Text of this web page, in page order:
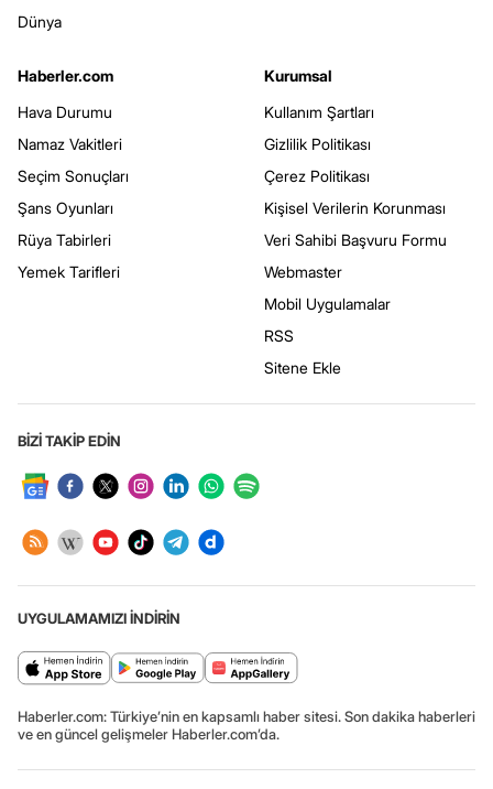
Dünya
Haberler.com
Hava Durumu
Namaz Vakitleri
Seçim Sonuçları
Şans Oyunları
Rüya Tabirleri
Yemek Tarifleri
Kurumsal
Kullanım Şartları
Gizlilik Politikası
Çerez Politikası
Kişisel Verilerin Korunması
Veri Sahibi Başvuru Formu
Webmaster
Mobil Uygulamalar
RSS
Sitene Ekle
BİZİ TAKİP EDİN
UYGULAMAMIZI İNDİRİN
Haberler.com: Türkiye’nin en kapsamlı haber sitesi. Son dakika haberleri
ve en güncel gelişmeler Haberler.com’da.